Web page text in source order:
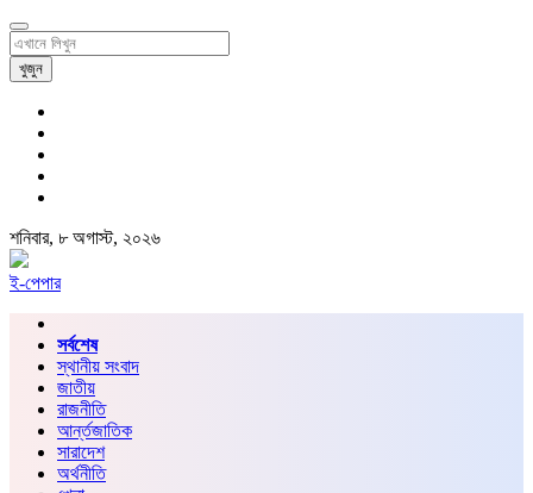
খুজুন
শনিবার, ৮ অগাস্ট, ২০২৬
ই-পেপার
সর্বশেষ
স্থানীয় সংবাদ
জাতীয়
রাজনীতি
আর্ন্তজাতিক
সারাদেশ
অর্থনীতি